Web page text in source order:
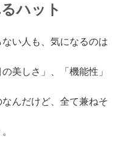
ハット
い人も、気になるのは
美しさ」、「機能性」
んだけど、全て兼ねそ